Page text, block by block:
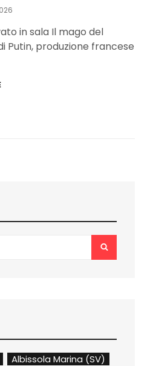
in sala Il mago del
Putin, produzione francese
CON
SEARCH
Albissola Marina (SV)